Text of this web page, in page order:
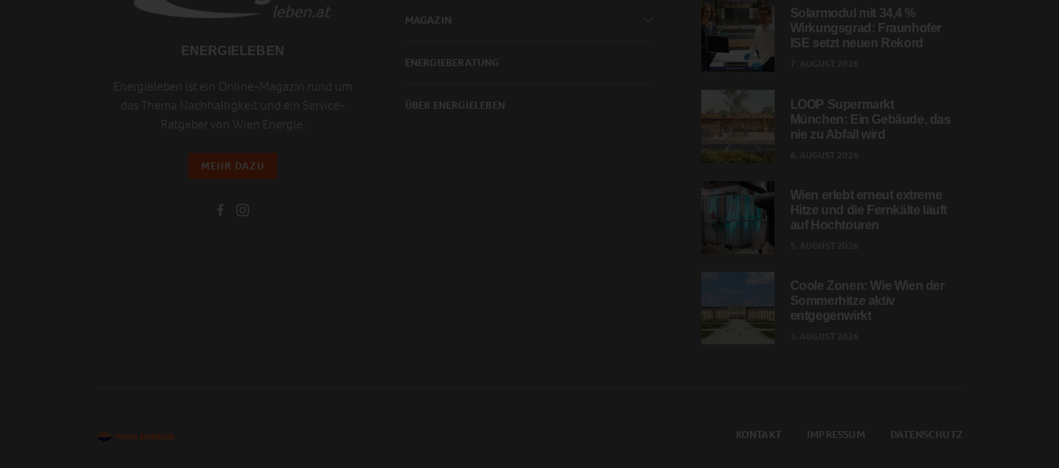
ENERGIELEBEN
Energieleben ist ein Online-Magazin rund um
das Thema Nachhaltigkeit und ein Service-
Ratgeber von Wien Energie.
MEHR DAZU
MAGAZIN
ENERGIEBERATUNG
ÜBER ENERGIELEBEN
Solarmodul mit 34,4 %
Wirkungsgrad: Fraunhofer
ISE setzt neuen Rekord
LOOP Supermarkt
München: Ein Gebäude, das
nie zu Abfall wird
Wien erlebt erneut extreme
Hitze und die Fernkälte läuft
auf Hochtouren
Coole Zonen: Wie Wien der
Sommerhitze aktiv
entgegenwirkt
KONTAKT IMPRESSUM DATENSCHUTZ